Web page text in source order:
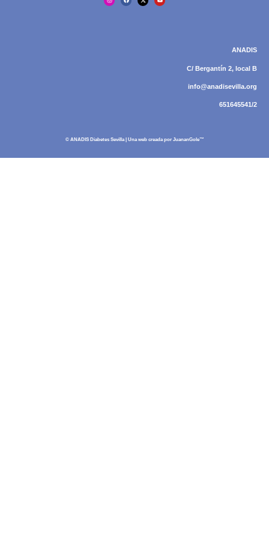
ANADIS
C/ Bergantín 2, local B
info@anadisevilla.org
651645541/2
© ANADIS Diabetes Sevilla | Una web creada por JuananGole™